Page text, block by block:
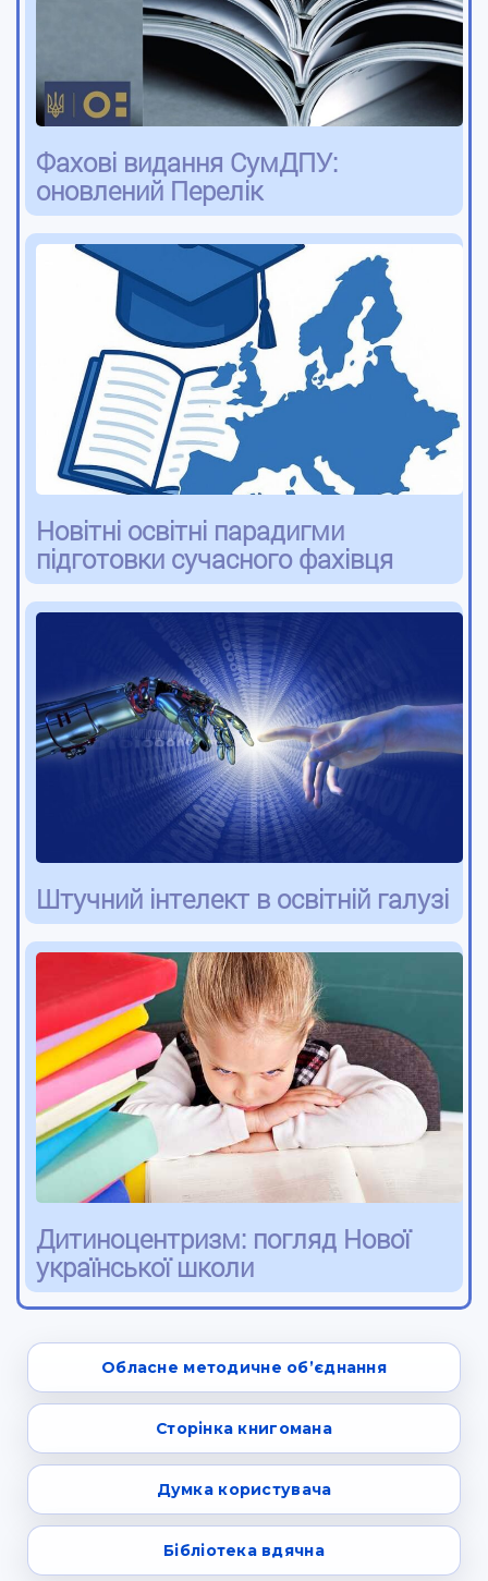
Фахові видання СумДПУ:
оновлений Перелік
Новітні освітні парадигми
підготовки сучасного фахівця
Штучний інтелект в освітній галузі
Дитиноцентризм: погляд Нової
української школи
Обласне методичне об’єднання
Сторінка книгомана
Думка користувача
Бібліотека вдячна